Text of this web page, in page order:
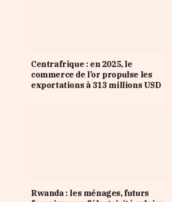
Centrafrique : en 2025, le
commerce de l’or propulse les
exportations à 313 millions USD
Rwanda : les ménages, futurs